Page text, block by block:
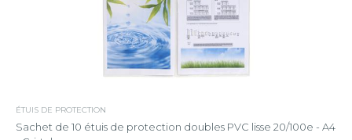
ÉTUIS DE PROTECTION
Sachet de 10 étuis de protection doubles PVC lisse 20/100e - A4